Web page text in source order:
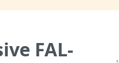
FAL-